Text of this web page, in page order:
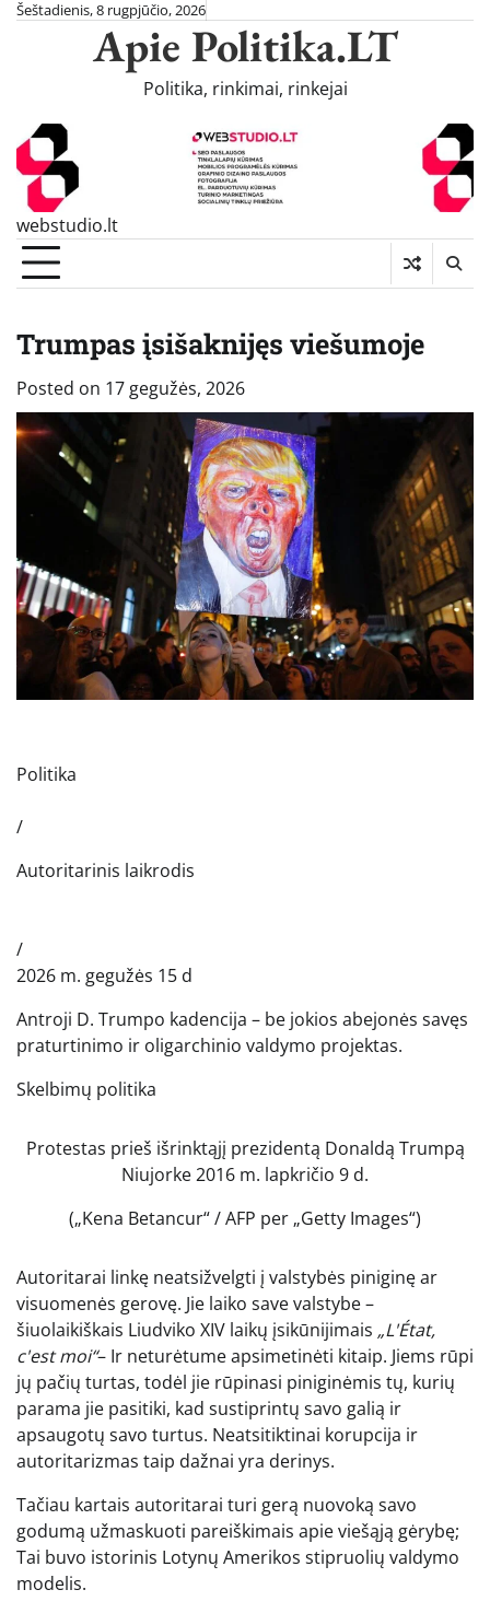
SkipŠeštadienis, 8 rugpjūčio, 2026
Apie Politika.LT
Politika, rinkimai, rinkejai
webstudio.lt
Trumpas įsišaknijęs viešumoje
Posted on 17 gegužės, 2026
Politika
/
Autoritarinis laikrodis
/
2026 m. gegužės 15 d
Antroji D. Trumpo kadencija – be jokios abejonės savęs
praturtinimo ir oligarchinio valdymo projektas.
Skelbimų politika
Protestas prieš išrinktąjį prezidentą Donaldą Trumpą
Niujorke 2016 m. lapkričio 9 d.
(„Kena Betancur“ / AFP per „Getty Images“)
Autoritarai linkę neatsižvelgti į valstybės piniginę ar
visuomenės gerovę. Jie laiko save valstybe –
šiuolaikiškais Liudviko XIV laikų įsikūnijimais „L'État,
c'est moi“– Ir neturėtume apsimetinėti kitaip. Jiems rūpi
jų pačių turtas, todėl jie rūpinasi piniginėmis tų, kurių
parama jie pasitiki, kad sustiprintų savo galią ir
apsaugotų savo turtus. Neatsitiktinai korupcija ir
autoritarizmas taip dažnai yra derinys.
Tačiau kartais autoritarai turi gerą nuovoką savo
godumą užmaskuoti pareiškimais apie viešąją gėrybę;
Tai buvo istorinis Lotynų Amerikos stipruolių valdymo
modelis.